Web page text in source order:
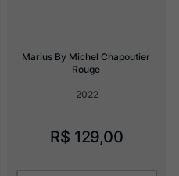
Marius By Michel Chapoutier
Rouge
2022
R$ 129,00